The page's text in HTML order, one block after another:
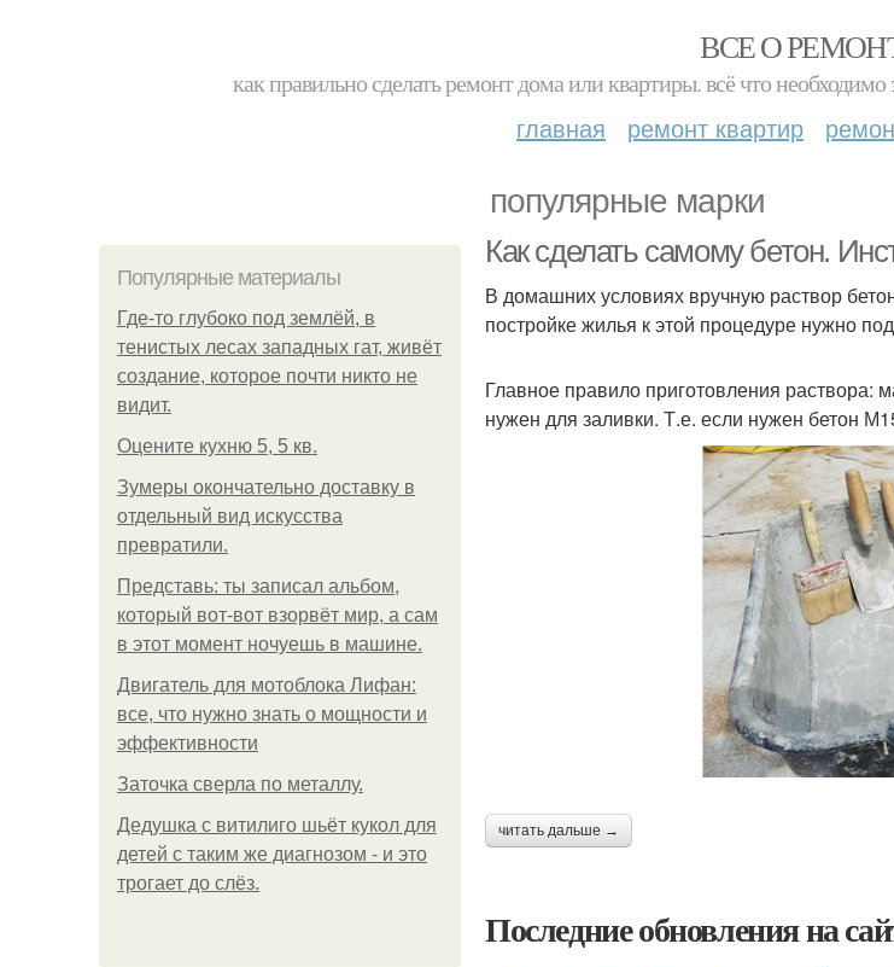
ВСЕ О
как правильно сделать ремонт дома или квартиры. всё что
главная ремонт квартир
популярные марки
Популярные материалы
Где-то глубоко под землёй, в
тенистых лесах западных гат, живёт
создание, которое почти никто не
видит.
Оцените кухню 5, 5 кв.
Зумеры окончательно доставку в
отдельный вид искусства
превратили.
Представь: ты записал альбом,
который вот-вот взорвёт мир, а сам
в этот момент ночуешь в машине.
Двигатель для мотоблока Лифан:
все, что нужно знать о мощности и
эффективности
Заточка сверла по металлу.
Дедушка с витилиго шьёт кукол для
детей с таким же диагнозом - и это
трогает до слёз.
Как сделать самому бетон.
В домашних условиях вручную раствор
постройке жилья к этой процедуре нужно
Главное правило приготовления раствора:
нужен для заливки. Т.е. если нужен бетон
читать дальше →
Последние обновления на